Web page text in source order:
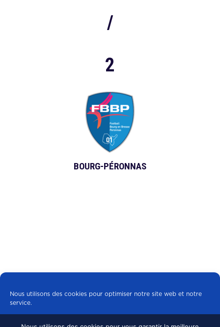
Nous utilisons des cookies pour optimiser notre site web et notre
service.
/
2
BOURG-PÉRONNAS